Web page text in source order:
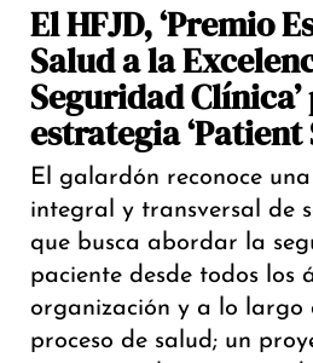
El HFJD, ‘Premio
Salud a la
Seguridad Clínica’
estrategia ‘Patient
El galardón reconoce
integral y transversal de
que busca abordar la
paciente desde todos los
organización y a lo largo
proceso de salud; un